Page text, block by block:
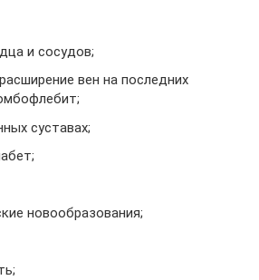
и сосудов;
вен на последних
суставах;
новообразования;